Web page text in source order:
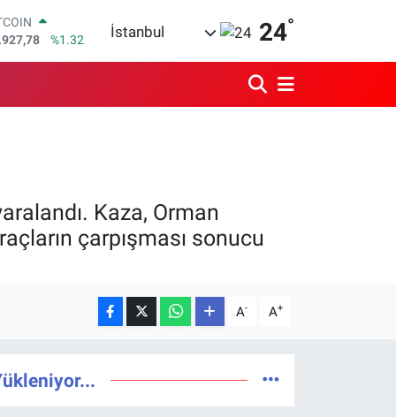
%0.08
%0.16
İstanbul 24°
Kaza, Orman
çarpışması sonucu
A- A+